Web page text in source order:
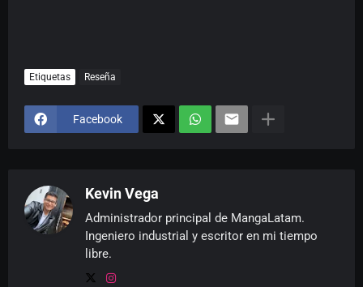
Etiquetas Reseña
Facebook
Kevin Vega
Administrador principal de MangaLatam.
Ingeniero industrial y escritor en mi tiempo
libre.